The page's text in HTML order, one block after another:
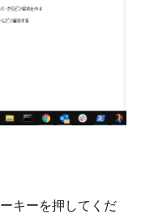
キーを押してくだ